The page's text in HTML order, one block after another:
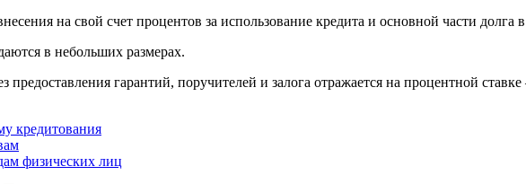
на свой счет процентов за использование кредита и основной части долга
в небольших размерах.
предоставления гарантий, поручителей и залога отражается на процентной
кредитования
физических лиц